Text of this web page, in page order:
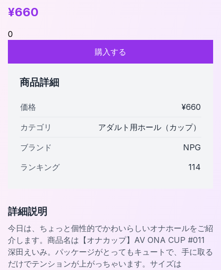
¥660
0
購入する
商品詳細
価格 ¥660
カテゴリ アダルト用ホール（カップ）
ブランド
NPG
ランキング
114
詳細説明
今日は、ちょっと個性的でかわいらしいオナホールをご紹
介します。商品名は【オナカップ】AV ONA CUP #011
深田えいみ。パッケージがとってもキュートで、手に取る
だけでテンションが上がっちゃいます。サイズは